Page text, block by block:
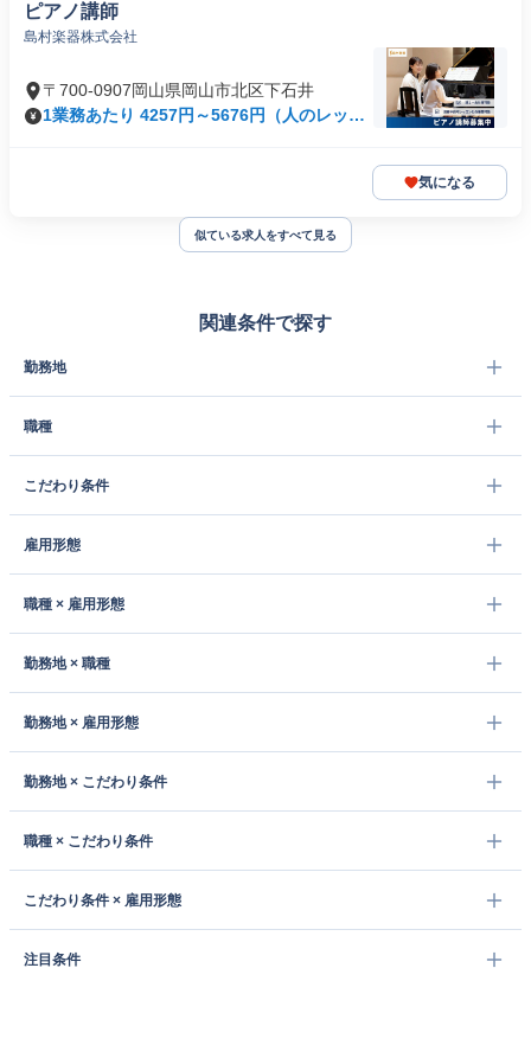
ピアノ講師
島村楽器株式会社
〒700-0907岡山県岡山市北区下石井
1業務あたり 4257円～5676円（人のレッス
気になる
似ている求人をすべて見る
関連条件で探す
勤務地
職種
こだわり条件
雇用形態
職種 × 雇用形態
勤務地 × 職種
勤務地 × 雇用形態
勤務地 × こだわり条件
職種 × こだわり条件
こだわり条件 × 雇用形態
注目条件